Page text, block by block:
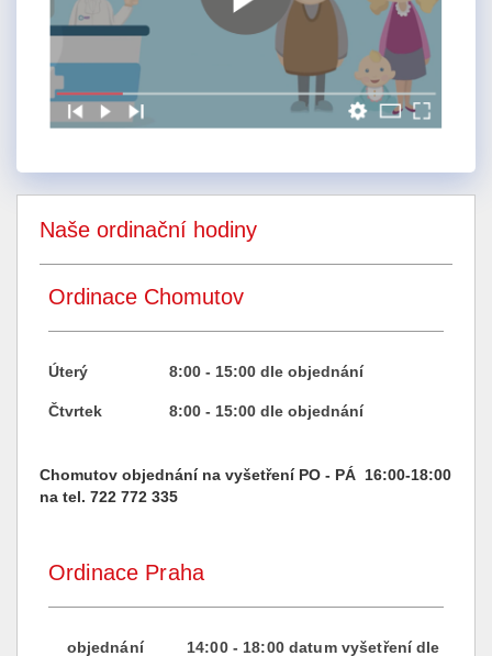
Naše ordinační hodiny
Ordinace Chomutov
Úterý 8:00 - 15:00 dle objednání
Čtvrtek 8:00 - 15:00 dle objednání
Chomutov objednání na vyšetření PO - PÁ 16:00-18:00
na tel. 722 772 335
Ordinace Praha
objednání 14:00 - 18:00 datum vyšetření dle